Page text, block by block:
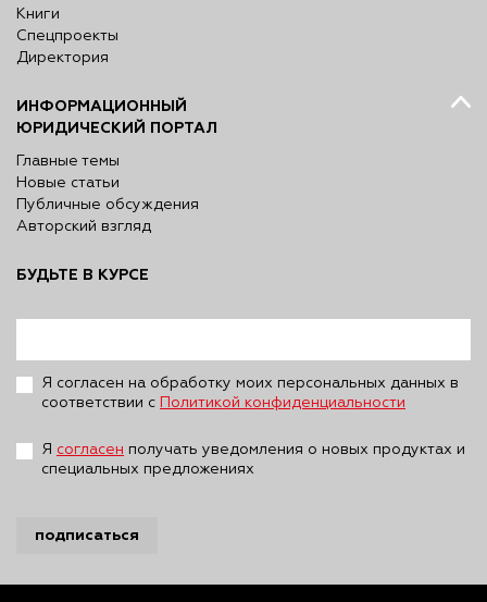
Книги
Спецпроекты
Директория
ИНФОРМАЦИОННЫЙ
ЮРИДИЧЕСКИЙ ПОРТАЛ
Главные темы
Новые статьи
Публичные обсуждения
Авторский взгляд
БУДЬТЕ В КУРСЕ
Я согласен на обработку моих персональных данных в
соответствии с
Политикой конфиденциальности
Я согласен получать уведомления о новых продуктах и
специальных предложениях
подписаться